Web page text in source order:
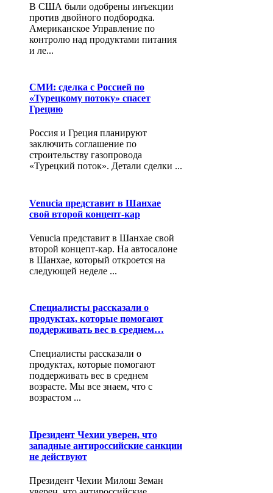
В США были одобрены инъекции
против двойного подбородка.
Американское Управление по
контролю над продуктами питания
и ле...
СМИ: сделка с Россией по
«Турецкому потоку» спасет
Грецию
Россия и Греция планируют
заключить соглашение по
строительству газопровода
«Турецкий поток». Детали сделки ...
Venucia представит в Шанхае
свой второй концепт-кар
Venucia представит в Шанхае свой
второй концепт-кар. На автосалоне
в Шанхае, который откроется на
следующей неделе ...
Специалисты рассказали о
продуктах, которые помогают
поддерживать вес в среднем…
Специалисты рассказали о
продуктах, которые помогают
поддерживать вес в среднем
возрасте. Мы все знаем, что с
возрастом ...
Президент Чехии уверен, что
западные антироссийские санкции
не действуют
Президент Чехии Милош Земан